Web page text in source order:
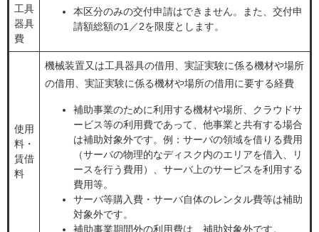
工具
器具
費
本区分のみの交付申請はできません。また、交付申
請額総額の1／2を限度とします。
使用
料・
賃借
料
機械装置又は工具器具の借用、実証実験に係る機材や場所
の借用、実証実験に係る機材や場所の借用に要する経費
補助事業のために利用する機材や場所、クラウドサ
ービス等の利用費であって、他事業と共有する場合
は補助対象外です。例：サーバの領域を借りる費用
（サーバの物理的なディスク内のエリアを借入、リ
ースを行う費用）、サーバ上のサービスを利用する
費用等。
サーバ等購入費・サーバ自体のレンタル費等は補助
対象外です。
補助事業期間外の利用費は、補助対象外です。